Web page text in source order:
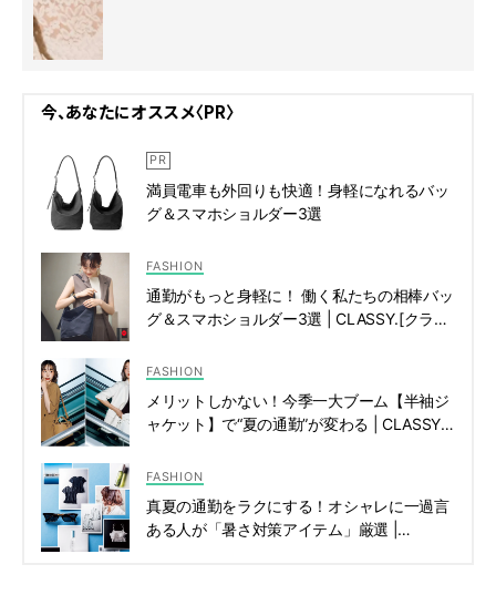
今、あなたにオススメ〈PR〉
満員電車も外回りも快適！身軽になれるバッ
グ＆スマホショルダー3選
FASHION
通勤がもっと身軽に！ 働く私たちの相棒バッ
グ＆スマホショルダー3選 | CLASSY.[クラッ
FASHION
メリットしかない！今季一大ブーム【半袖ジ
ャケット】で“夏の通勤”が変わる | CLASSY.
FASHION
真夏の通勤をラクにする！オシャレに一過言
ある人が「暑さ対策アイテム」厳選 |